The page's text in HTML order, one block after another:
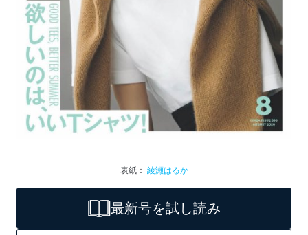
表紙： 綾瀬はるか
最新号を試し読み